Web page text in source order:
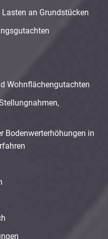
an Grundstücken
Wohnflächengutachten
Bodenwerterhöhungen in